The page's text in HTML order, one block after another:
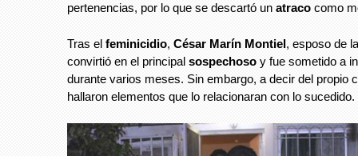
pertenencias, por lo que se descartó un atraco como
Tras el feminicidio, César Marín Montiel, esposo de
convirtió en el principal sospechoso y fue sometido a
durante varios meses. Sin embargo, a decir del propio
hallaron elementos que lo relacionaran con lo sucedido.